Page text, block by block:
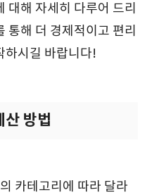
대해 자세히 다루어 드리
통해 더 경제적이고 편리
하시길 바랍니다!
산 방법
카테고리에 따라 달라